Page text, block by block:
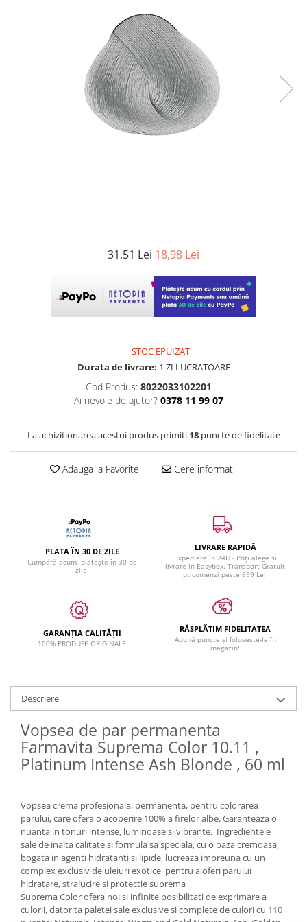
31,51 Lei 18,98 Lei
STOC EPUIZAT
Durata de livrare: 1 ZI LUCRATOARE
Cod Produs: 8022033102201
Ai nevoie de ajutor? 0378 11 99 07
La achizitionarea acestui produs primiti 18puncte de fidelitate
Adauga la Favorite Cere informatii
PLATA ÎN 30 DE ZILE
Cumpără acum, plătește în 30 de
zile.
LIVRARE RAPIDĂ
Expediere în 24H - Poți alege și
livrare in Easybox. Transport Gratuit
pt comenzi peste 699 Lei.
GARANȚIA CALITĂȚII
100% PRODUSE ORIGINALE
RĂSPLĂTIM FIDELITATEA
Adună puncte și folosește-le în
magazin!
Descriere
Vopsea de par permanenta
Farmavita Suprema Color 10.11 ,
Platinum Intense Ash Blonde , 60 ml
Vopsea crema profesionala, permanenta, pentru colorarea
parului, care ofera o acoperire 100% a firelor albe. Garanteaza o
nuanta in tonuri intense, luminoase si vibrante. Ingredientele
sale de inalta calitate si formula sa speciala, cu o baza cremoasa,
bogata in agenti hidratanti si lipide, lucreaza impreuna cu un
complex exclusiv de uleiuri exotice pentru a oferi parului
hidratare, stralucire si protectie suprema
Suprema Color ofera noi si infinite posibilitati de exprimare a
culorii, datorita paletei sale exclusive si complete de culori cu 110